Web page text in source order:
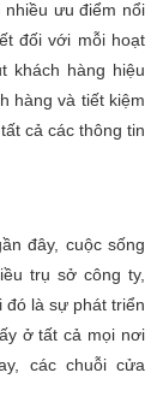
ưu điểm nổi
đối với mỗi hoạt
khách hàng hiệu
hàng và tiết kiệm
cả các thông tin
đây, cuộc sống
trụ sở công ty,
đó là sự phát triển
ở tất cả mọi nơi
các chuỗi cửa